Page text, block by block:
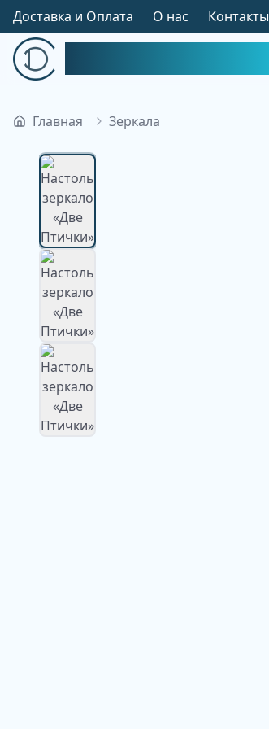
Доставка и Оплата О нас Контакты
Главная Зеркала
Изображение
недоступно
Изображение
недоступно